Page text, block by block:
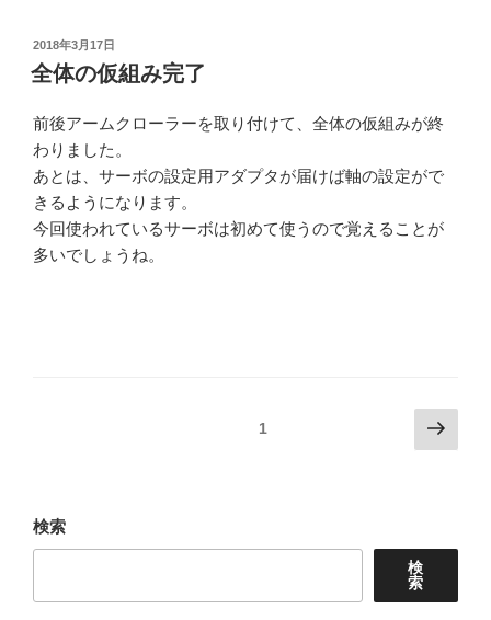
投
稿
日:
2018年3月17日
全体の仮組み完了
前後アームクローラーを取り付けて、全体の仮組みが終
わりました。
あとは、サーボの設定用アダプタが届けば軸の設定がで
きるようになります。
今回使われているサーボは初めて使うので覚えることが
多いでしょうね。
ペ
ー
送
1
次
の
検索
検
索